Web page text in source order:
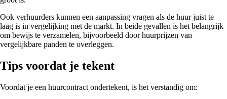
Ook verhuurders kunnen een aanpassing vragen als de huur juist te
laag is in vergelijking met de markt. In beide gevallen is het belangrijk
om bewijs te verzamelen, bijvoorbeeld door huurprijzen van
vergelijkbare panden te overleggen.
Tips voordat je tekent
Voordat je een huurcontract ondertekent, is het verstandig om: